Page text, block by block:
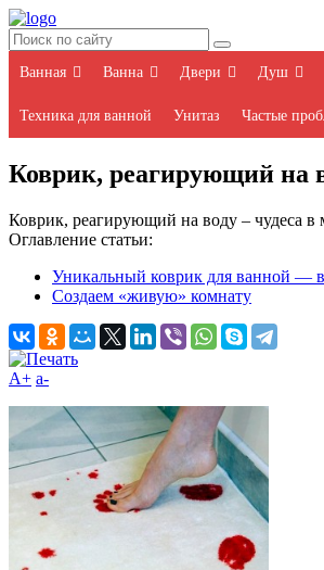
Ванная Ванна Двери Душ
Техника для ванной Унитаз Частые
Коврик, реагирующий на
Коврик, реагирующий на воду – чудеса в
Оглавление статьи:
Уникальный коврик для ванной —
Создаем «живую» комнату
A+ а-